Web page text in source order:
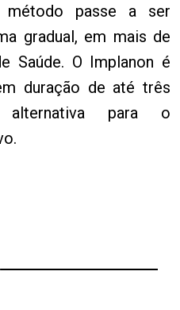
passe a ser
gradual, em mais de
Saúde. O Implanon é
duração de até três
para o